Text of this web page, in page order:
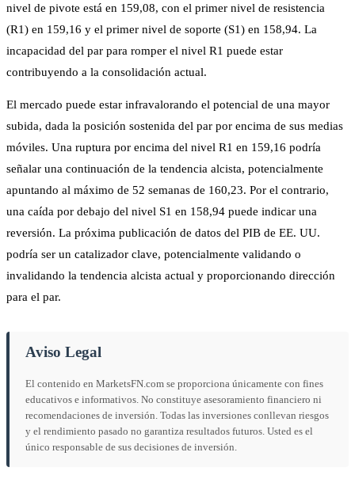
nivel de pivote está en 159,08, con el primer nivel de resistencia
(R1) en 159,16 y el primer nivel de soporte (S1) en 158,94. La
incapacidad del par para romper el nivel R1 puede estar
contribuyendo a la consolidación actual.
El mercado puede estar infravalorando el potencial de una mayor
subida, dada la posición sostenida del par por encima de sus medias
móviles. Una ruptura por encima del nivel R1 en 159,16 podría
señalar una continuación de la tendencia alcista, potencialmente
apuntando al máximo de 52 semanas de 160,23. Por el contrario,
una caída por debajo del nivel S1 en 158,94 puede indicar una
reversión. La próxima publicación de datos del PIB de EE. UU.
podría ser un catalizador clave, potencialmente validando o
invalidando la tendencia alcista actual y proporcionando dirección
para el par.
Aviso Legal
El contenido en MarketsFN.com se proporciona únicamente con fines
educativos e informativos. No constituye asesoramiento financiero ni
recomendaciones de inversión. Todas las inversiones conllevan riesgos
y el rendimiento pasado no garantiza resultados futuros. Usted es el
único responsable de sus decisiones de inversión.